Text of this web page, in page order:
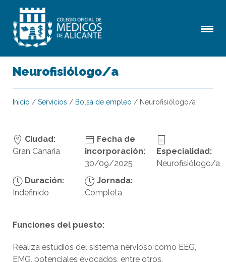
Neurofisiólogo/a
Inicio / Servicios / Bolsa de empleo / Neurofisiólogo/a
Ciudad:
Gran Canaria
Fecha de
incorporación:
30/09/2025
Especialidad:
Neurofisiólogo/a
Duración:
Indefinido
Jornada:
Completa
Funciones del puesto:
Realiza estudios del sistema nervioso como EEG,
EMG, potenciales evocados, entre otros.